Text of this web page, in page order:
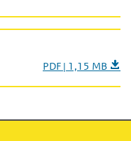
PDF | 1,15 MB